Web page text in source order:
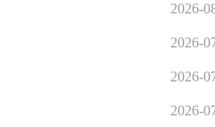
2026-
2026-
2026-
2026-